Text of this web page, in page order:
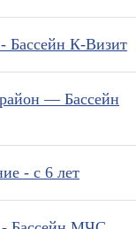
Бассейн К-Визит
— Бассейн
- с 6 лет